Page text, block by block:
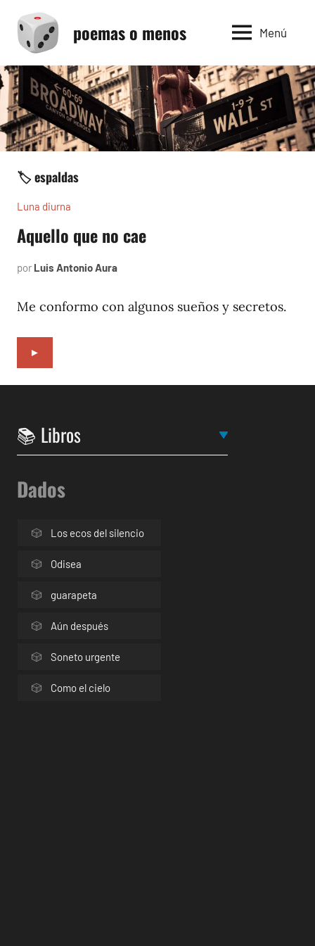
contenido
poemas o menos Menú
🏷️ espaldas
Luna diurna
Aquello que no cae
por Luis Antonio Aura
2002
Me conformo con algunos sueños y secretos.
►
Dados
Los ecos del silencio
Odisea
guarapeta
Aún después
Soneto urgente
Como el cielo